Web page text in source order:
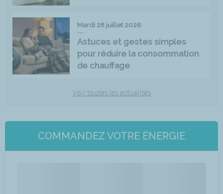
Mardi 28 juillet 2026
Astuces et gestes simples
pour réduire la consommation
de chauffage
Voir toutes les actualités
COMMANDEZ VOTRE ÉNERGIE